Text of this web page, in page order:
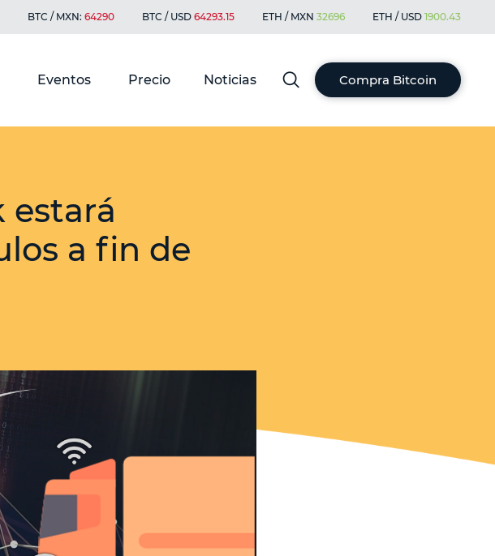
BTC / MXN: 64290 BTC / USD 64293.15 ETH / MXN 32696 ETH / USD 1900.43
Eventos Precio Noticias Compra Bitcoin
estará
a fin de